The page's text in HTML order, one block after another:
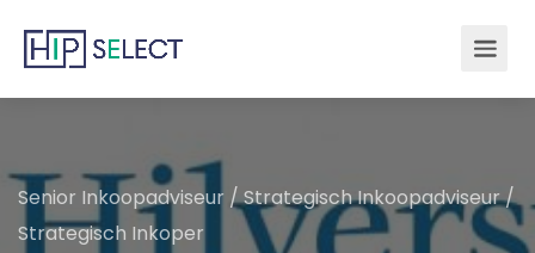
Senior Inkoopadviseur /Strategisch Inkoopadviseur/
Strategisch Inkoper